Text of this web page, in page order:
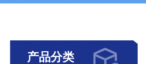
产品分类